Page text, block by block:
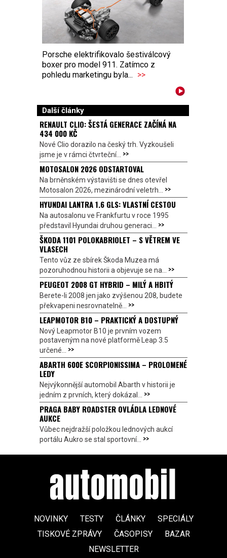
Porsche elektrifikovalo šestiválcový
boxer pro model 911. Zatímco z
pohledu marketingu byla... >>
Další články
RENAULT CLIO: ŠESTÁ GENERACE ZAČÍNÁ NA
434 000 KČ
Nové Clio dorazilo na český trh. Vyzkoušeli
jsme je v rámci čtvrteční... >>
MOTOSALON 2026 ODSTARTOVAL
Na brněnském výstavišti se dnes otevřel
Motosalon 2026, mezinárodní veletrh... >>
HYUNDAI LANTRA 1.6 GLS: VLASTNÍ CESTOU
Na autosalonu ve Frankfurtu v roce 1995
představil Hyundai druhou generaci... >>
ŠKODA 1101 POLOKABRIOLET – S VĚTREM VE
VLASECH
Tento vůz ze sbírek Škoda Muzea má
pozoruhodnou historii a objevuje se na... >>
PEUGEOT 2008 GT HYBRID – MILÝ A HBITÝ
Berete-li 2008 jen jako zvýšenou 208, budete
překvapeni nesrovnatelně... >>
LEAPMOTOR B10 – PRAKTICKÝ A DOSTUPNÝ
Nový Leapmotor B10 je prvním vozem
postaveným na nové platformě Leap 3.5
určené... >>
ABARTH 600E SCORPIONISSIMA – PROLOMENÉ
LEDY
Nejvýkonnější automobil Abarth v historii je
jedním z prvních, který dokázal... >>
PRAGA BABY ROADSTER OVLÁDLA LEDNOVÉ
AUKCE
Vůbec nejdražší položkou lednových aukcí
portálu Aukro se stal sportovní... >>
NOVINKY TESTY ČLÁNKY
SPECIÁLY
TISKOVÉ ZPRÁVY
ČASOPISY
BAZAR
NEWSLETTER